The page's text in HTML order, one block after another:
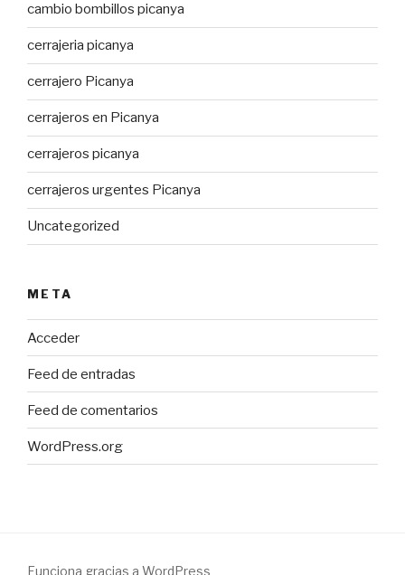
cambio bombillos picanya
cerrajeria picanya
cerrajero Picanya
cerrajeros en Picanya
cerrajeros picanya
cerrajeros urgentes Picanya
Uncategorized
META
Acceder
Feed de entradas
Feed de comentarios
WordPress.org
Funciona gracias a WordPress